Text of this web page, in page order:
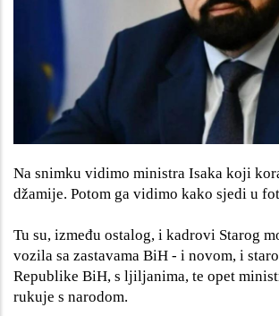
Na snimku vidimo ministra Isaka koji
džamije. Potom ga vidimo kako sjedi u
Tu su, između ostalog, i kadrovi Starog
vozila sa zastavama BiH - i novom, i
Republike BiH, s ljiljanima, te opet
rukuje s narodom.